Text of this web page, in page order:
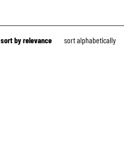
sort alphabetically
sort by relevance